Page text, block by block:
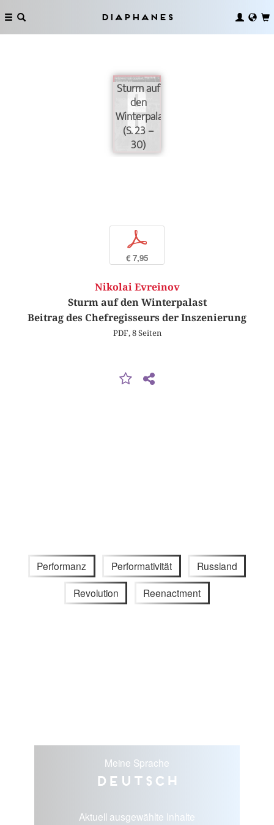
Diaphanes
Sturm auf
den
Winterpalast
(S. 23 –
30)
p
€ 7,95
Nikolai Evreinov
Sturm auf den Winterpalast
Beitrag des Chefregisseurs der Inszenierung
PDF, 8 Seiten
Performanz Performativität Russland
Revolution Reenactment
Meine Sprache
Deutsch
Aktuell ausgewählte Inhalte